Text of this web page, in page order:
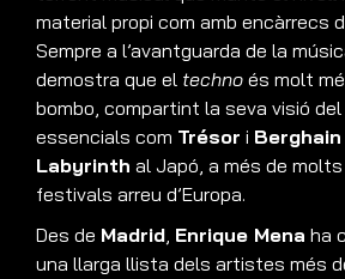
material propi com amb encàrrecs
Sempre a l’avantguarda de la
demostra que el techno és molt
bombo, compartint la seva visió
essencials com Trésor i Berghain
Labyrinth al Japó, a més de
festivals arreu d’Europa.
Des de Madrid, Enrique Mena ha
una llarga llista dels artistes més